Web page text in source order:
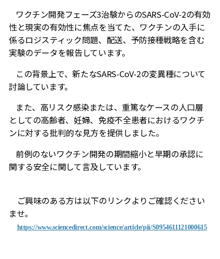
ワクチン開発フェーズ3治験からのSARS-CoV-2の有効
性と現実の有効性に焦点を当てた、ワクチンの入手に
係るロジスティック問題、配送、予防接種戦略を含む
実験のデータを報告しています。
この背景上で、新たなSARS-CoV-2の変異種について
討論しています。
また、高リスク感染または、重篤なケースの人口層
としての高齢者、妊婦、免疫不全患者におけるワクチ
ンに対する批判的な見方を提供しました。
前例のないワクチン開発の期間縮小と早期の承認に
関する安全に関して言及しています。
ご興味のある方は以下のリンクよりご確認ください
ませ。
https://www.sciencedirect.com/science/article/pii/S0954611121000615